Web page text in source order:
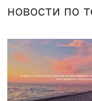
новости по